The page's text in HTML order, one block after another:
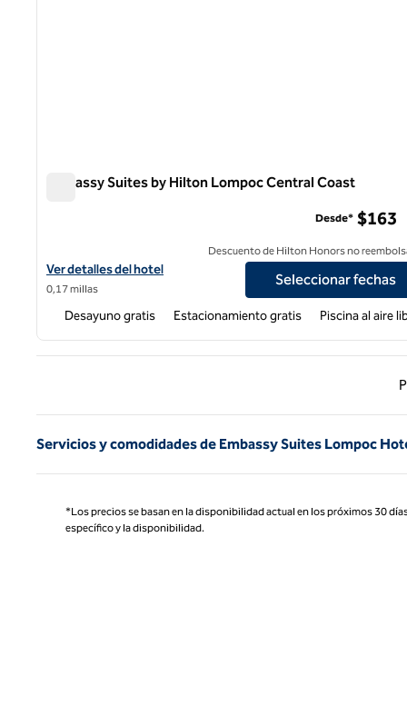
Embassy Suites by Hilton Lompoc Central Coast
Ver detalles del hotel Embassy Suites by Hilton Lompoc Central
Ver detalles del hotel
0,17 millas
Desde* $163
Descuento de Hilton Honors no
Seleccionar fechas
Desayuno gratis Estacionamiento gratis Piscina al aire
Servicios y comodidades de Embassy Suites Lompoc
*Los precios se basan en la disponibilidad actual en los próximos 30
específico y la disponibilidad.